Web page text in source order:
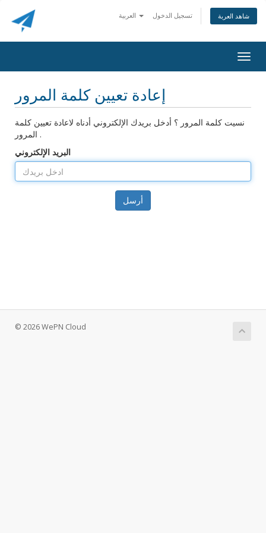
تسجيل الدخول شاهد العربة
إعادة تعيين كلمة المرور
نسيت كلمة المرور ؟ أدخل بريدك الإلكتروني أدناه لاعادة تعيين كلمة
المرور .
البريد الإلكتروني
أرسل
© 2026 WePN Cloud